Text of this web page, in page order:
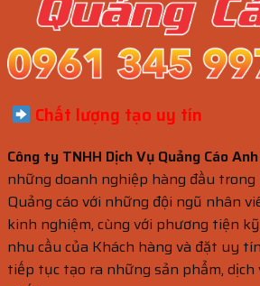
Chất lượng tạo uy tín
Công ty TNHH Dịch Vụ Quảng Cáo
những doanh nghiệp hàng đầu
Quảng cáo với những đội ngũ nhân
kinh nghiệm, cùng với phương tiện
nhu cầu của Khách hàng và đặt uy
tiếp tục tạo ra những sản phẩm,